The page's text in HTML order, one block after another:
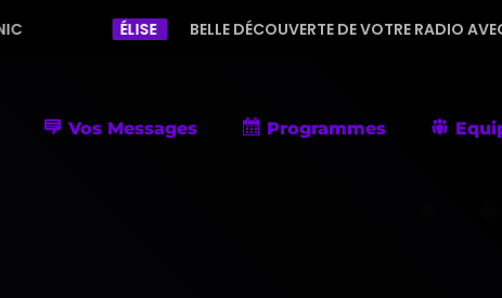
ÉLISE BELLE DÉCOUVERTE DE VOTRE RADIO AVEC UNE
Vos Messages Programmes